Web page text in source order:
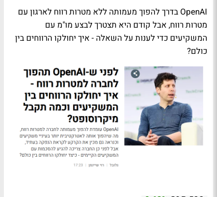
OpenAI בדרך להפוך מעמותה ללא מטרות רווח לארגון עם
מטרות רווח, אבל קודם היא תצטרך לבצע מו"מ עם
המשקיעים כדי לענות על השאלה - איך יחולקו הרווחים בין
כולם?